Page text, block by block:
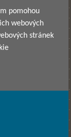
pomohou
webových
stránek